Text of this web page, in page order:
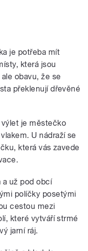
je potřeba mít
která jsou
obavu, že se
překlenují dřevěné
je městečko
U nádraží se
která vás zavede
a už pod obcí
políčky posetými
cestou mezi
které vytváří strmé
jarní ráj.